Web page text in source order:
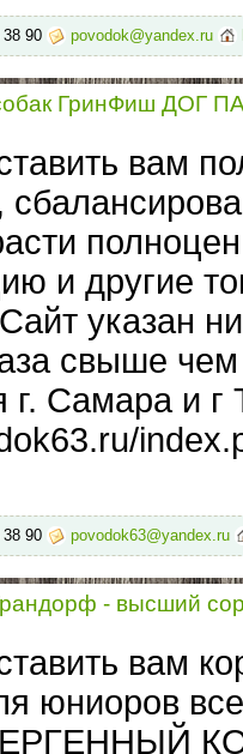
38 90 povodok@yandex.ru
ГринФиш ДОГ
вам
и другие
указан
свыше
г. Самара и
38 90 povodok63@yandex.ru
- высший
вам
юниоров